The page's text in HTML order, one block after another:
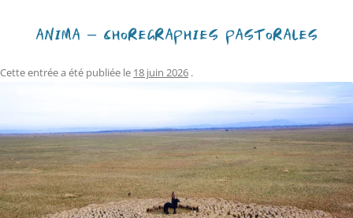
ANIMA – CHORÉGRAPHIES PASTORALES
Cette entrée a été publiée le 18 juin 2026 .